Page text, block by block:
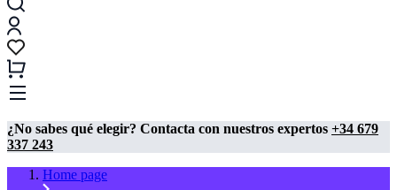
¿No sabes qué elegir? Contacta con nuestros expertos +34 679
337 243
Home page